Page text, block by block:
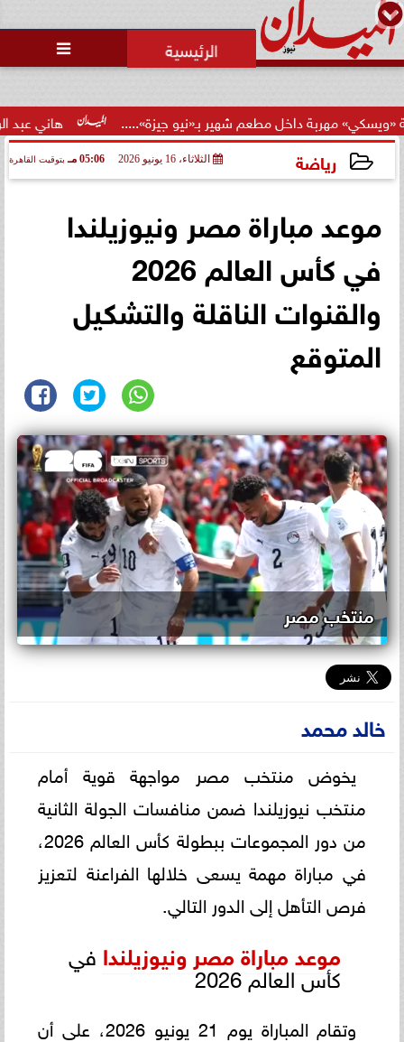

هاني عبد الرحيم يُحذر من نصابي
رياضة الثلاثاء، 16 يونيو 2026 05:06 مـ بتوقيت القاهرة
موعد مباراة مصر ونيوزيلندا
في كأس العالم 2026
والقنوات الناقلة والتشكيل
المتوقع
منتخب مصر
خالد محمد
يخوض منتخب مصر مواجهة قوية أمام
منتخب نيوزيلندا ضمن منافسات الجولة الثانية
من دور المجموعات ببطولة كأس العالم 2026،
في مباراة مهمة يسعى خلالها الفراعنة لتعزيز
فرص التأهل إلى الدور التالي.
موعد مباراة مصر ونيوزيلندا في
كأس العالم 2026
وتقام المباراة يوم 21 يونيو 2026، على أن
حالة غليان في نادي الشيخ زايد:
اتهامات للجنة المؤقتة بـ ”التواطؤ”